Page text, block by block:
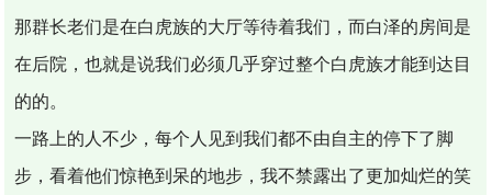
那群长老们是在白虎族的大厅等待着我们，而白泽的房间是
在后院，也就是说我们必须几乎穿过整个白虎族才能到达目
的的。
一路上的人不少，每个人见到我们都不由自主的停下了脚
步，看着他们惊艳到呆的地步，我不禁露出了更加灿烂的笑